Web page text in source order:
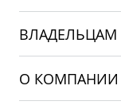
EX5
PREFACE
CITYRAY
ВЛАДЕЛЬЦАМ
О КОМПАНИИ